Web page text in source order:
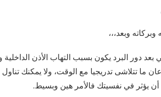
وبعد،،،
بعد دور البرد يكون بسبب التهاب الأذن
أن يؤثر في نفسيتك فالأمر هين وبسيط.